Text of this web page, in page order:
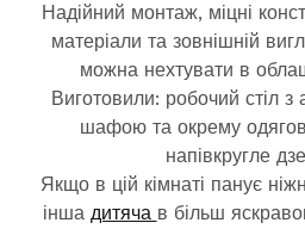
Надійний монтаж, міцні
матеріали та зовнішній
можна нехтувати в
Виготовили: робочий стіл
шафою та окрему
напівкругле
Якщо в цій кімнаті панує
інша дитяча в більш